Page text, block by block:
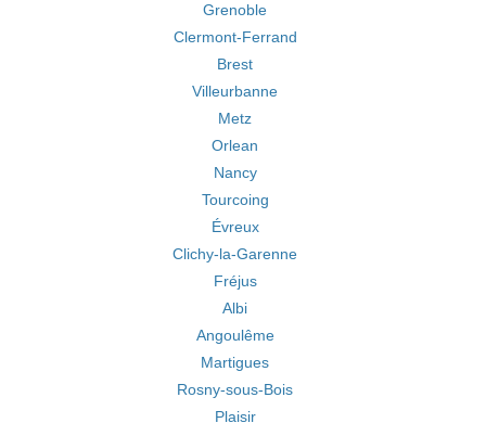
Grenoble
Clermont-Ferrand
Brest
Villeurbanne
Metz
Orlean
Nancy
Tourcoing
Évreux
Clichy-la-Garenne
Fréjus
Albi
Angoulême
Martigues
Rosny-sous-Bois
Plaisir